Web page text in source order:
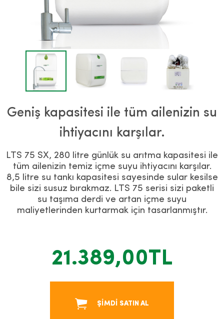
Geniş kapasitesi ile tüm ailenizin su
ihtiyacını karşılar.
LTS 75 SX, 280 litre günlük su arıtma kapasitesi ile
tüm ailenizin temiz içme suyu ihtiyacını karşılar.
8,5 litre su tankı kapasitesi sayesinde sular kesilse
bile sizi susuz bırakmaz. LTS 75 serisi sizi paketli
su taşıma derdi ve artan içme suyu
maliyetlerinden kurtarmak için tasarlanmıştır.
21.389,00TL
ŞİMDİ SATIN AL